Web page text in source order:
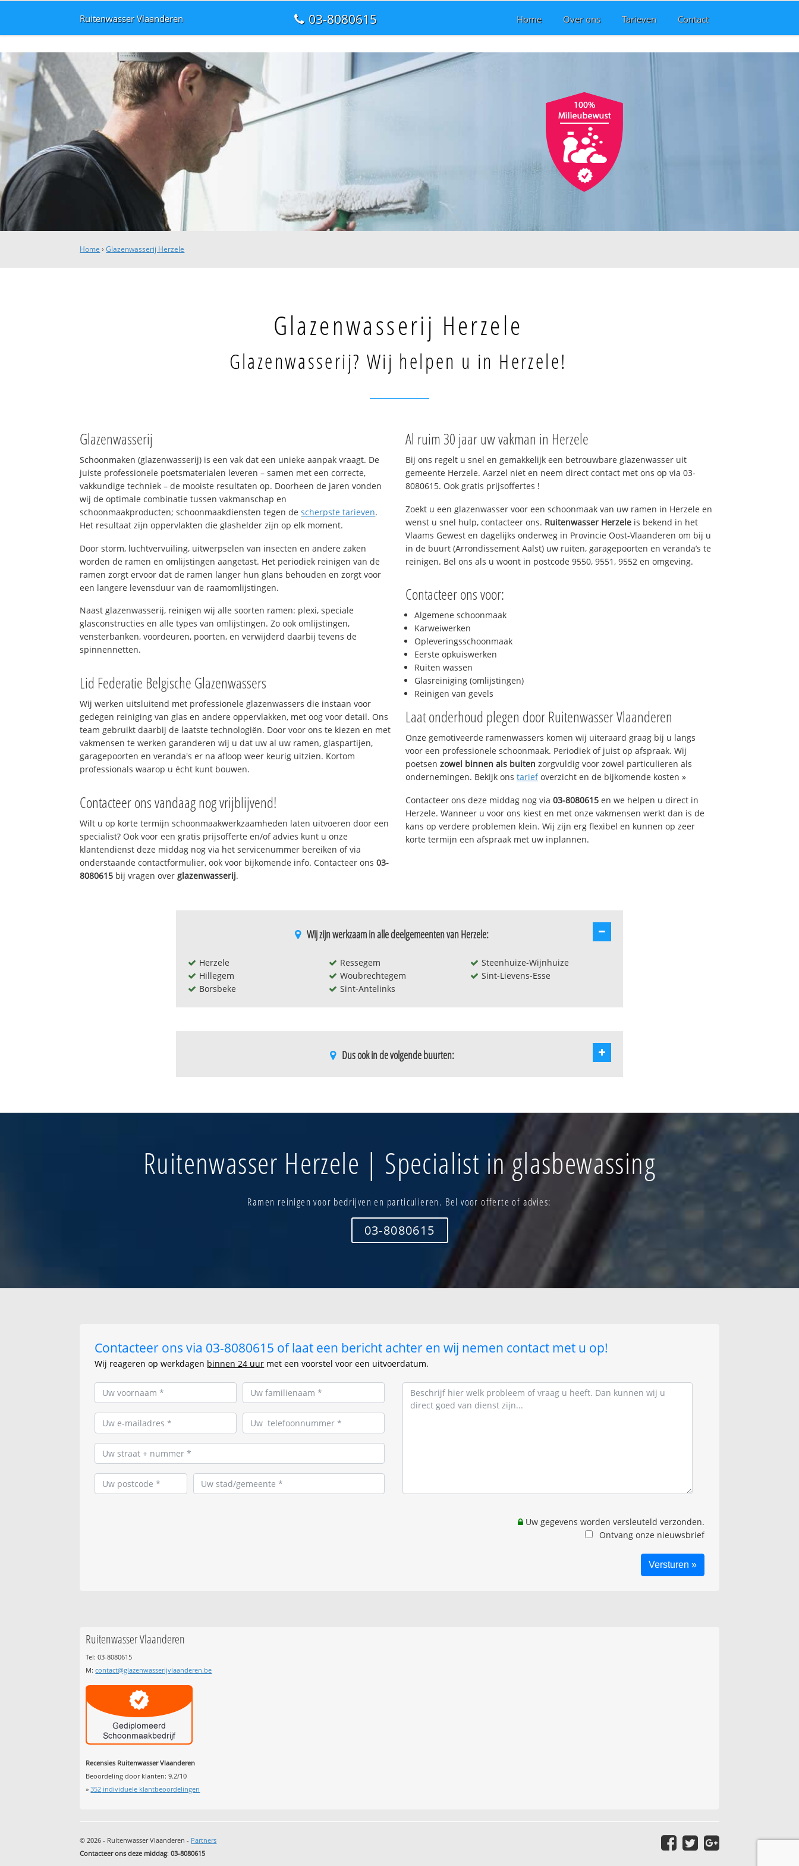
Ruitenwasser Vlaanderen 03-8080615 Home Over ons Tarieven Contact
Home ›Glazenwasserij Herzele
Glazenwasserij Herzele
Glazenwasserij? Wij helpen u in Herzele!
Glazenwasserij
Schoonmaken (glazenwasserij) is een vak dat een unieke aanpak vraagt. De
juiste professionele poetsmaterialen leveren – samen met een correcte,
vakkundige techniek – de mooiste resultaten op. Doorheen de jaren vonden
wij de optimale combinatie tussen vakmanschap en
schoonmaakproducten; schoonmaakdiensten tegen descherpste tarieven.
Het resultaat zijn oppervlakten die glashelder zijn op elk moment.
Door storm, luchtvervuiling, uitwerpselen van insecten en andere zaken
worden de ramen en omlijstingen aangetast. Het periodiek reinigen van de
ramen zorgt ervoor dat de ramen langer hun glans behouden en zorgt voor
een langere levensduur van de raamomlijstingen.
Naast glazenwasserij, reinigen wij alle soorten ramen: plexi, speciale
glasconstructies en alle types van omlijstingen. Zo ook omlijstingen,
vensterbanken, voordeuren, poorten, en verwijderd daarbij tevens de
spinnennetten.
Lid Federatie Belgische Glazenwassers
Wij werken uitsluitend met professionele glazenwassers die instaan voor
gedegen reiniging van glas en andere oppervlakken, met oog voor detail. Ons
team gebruikt daarbij de laatste technologiën. Door voor ons te kiezen en met
vakmensen te werken garanderen wij u dat uw al uw ramen, glaspartijen,
garagepoorten en veranda's er na afloop weer keurig uitzien. Kortom
professionals waarop u écht kunt bouwen.
Contacteer ons vandaag nog vrijblijvend!
Wilt u op korte termijn schoonmaakwerkzaamheden laten uitvoeren door een
specialist? Ook voor een gratis prijsofferte en/of advies kunt u onze
klantendienst deze middag nog via het servicenummer bereiken of via
onderstaande contactformulier, ook voor bijkomende info. Contacteer ons03-
8080615 bij vragen overglazenwasserij.
Al ruim 30 jaar uw vakman in Herzele
Bij ons regelt u snel en gemakkelijk een betrouwbare glazenwasser uit
gemeente Herzele. Aarzel niet en neem direct contact met ons op via 03-
8080615. Ook gratis prijsoffertes !
Zoekt u een glazenwasser voor een schoonmaak van uw ramen in Herzele en
wenst u snel hulp, contacteer ons. Ruitenwasser Herzele is bekend in het
Vlaams Gewest en dagelijks onderweg in Provincie Oost-Vlaanderen om bij u
in de buurt (Arrondissement Aalst) uw ruiten, garagepoorten en veranda’s te
reinigen. Bel ons als u woont in postcode 9550, 9551, 9552 en omgeving.
Contacteer ons voor:
Algemene schoonmaak
Karweiwerken
Opleveringsschoonmaak
Eerste opkuiswerken
Ruiten wassen
Glasreiniging (omlijstingen)
Reinigen van gevels
Laat onderhoud plegen door Ruitenwasser Vlaanderen
Onze gemotiveerde ramenwassers komen wij uiteraard graag bij u langs
voor een professionele schoonmaak. Periodiek of juist op afspraak. Wij
poetsen zowel binnen als buiten zorgvuldig voor zowel particulieren als
ondernemingen. Bekijk ons tariefoverzicht en de bijkomende kosten »
Contacteer ons deze middag nog via 03-8080615 en we helpen u direct in
Herzele. Wanneer u voor ons kiest en met onze vakmensen werkt dan is de
kans op verdere problemen klein. Wij zijn erg flexibel en kunnen op zeer
korte termijn een afspraak met uw inplannen.
Wij zijn werkzaam in alle deelgemeenten van Herzele:
Herzele
Hillegem
Borsbeke
Ressegem
Woubrechtegem
Sint-Antelinks
Steenhuize-Wijnhuize
Sint-Lievens-Esse
Dus ook in de volgende buurten:
Daalkouter
De rijst-kern
Molenkouter
Otterkant
Pardassenhoek
Ressegem-kern
Sint-antelinks-centrum
Steenhuize-centrum
Steenhuizestraat-zuid
Terhaegen-hellegat-langeveld
Vossenhoek - biezelenberg
b0uwenskouter
Wijnhuize
Winkelstraat - molenstraat
Woubrechtegem-kern
Woubrechtegem-versp. bew.-
Ruitenwasser Herzele | Specialist in glasbewassing
Ramen reinigen voor bedrijven en particulieren. Bel voor offerte of advies:
03-8080615
Contacteer ons via 03-8080615 of laat een bericht achter en wij nemen contact met u op!
Wij reageren op werkdagen binnen 24 uur met een voorstel voor een uitvoerdatum.
Uw gegevens worden versleuteld verzonden.
Ontvang onze nieuwsbrief
Ruitenwasser Vlaanderen
Tel: 03-8080615
M:contact@glazenwasserijvlaanderen.be
Recensies Ruitenwasser Vlaanderen
Beoordeling door klanten:9.2/10
»352 individuele klantbeoordelingen
© 2026 - Ruitenwasser Vlaanderen - Partners
Contacteer ons deze middag:03-8080615